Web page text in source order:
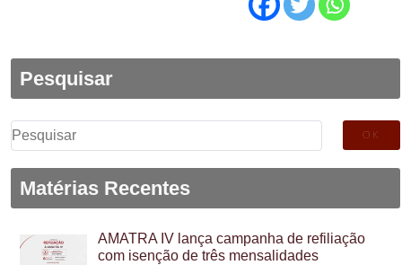
Pesquisar
Pesquisar
por:
Matérias Recentes
AMATRA IV lança campanha de refiliação
com isenção de três mensalidades